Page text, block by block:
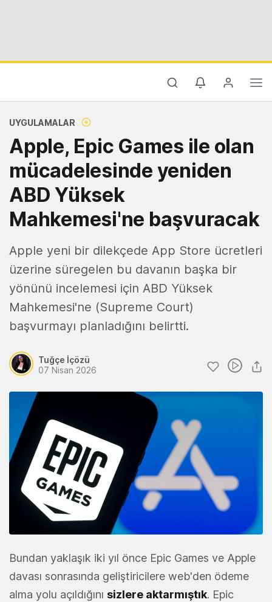
UYGULAMALAR
Apple, Epic Games ile olan
mücadelesinde yeniden
ABD Yüksek
Mahkemesi'ne başvuracak
Apple yeni bir dilekçede App Store ücretleri
üzerine süregelen bu davanın başka bir
yönünü incelemesi için ABD Yüksek
Mahkemesi'ne (Supreme Court)
başvurmayı planladığını belirtti.
Tuğçe İçözü
07 Nisan 2026
Bundan yaklaşık iki yıl önce Epic Games ve Apple
davası sonrasında geliştiricilere web'den ödeme
alma yolu açıldığını sizlere aktarmıştık. Epic